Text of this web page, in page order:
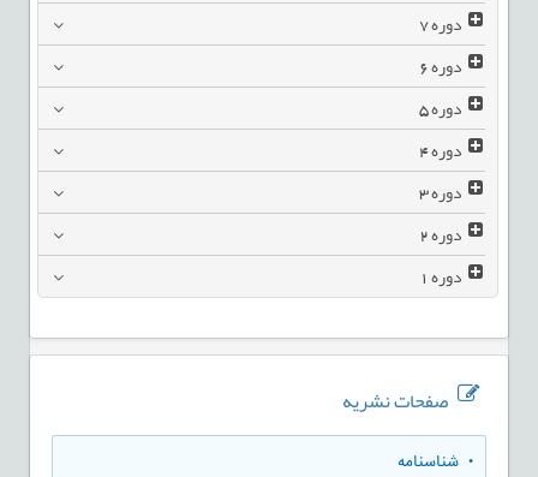
دوره7
دوره6
دوره5
دوره4
دوره3
دوره2
دوره1
صفحات نشریه
• شناسنامه